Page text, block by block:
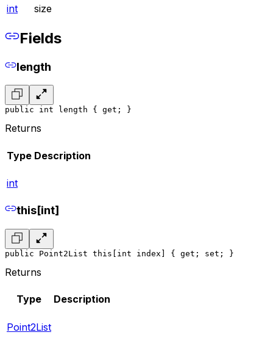
int size
Fields
length
public int length { get; }
Returns
Type Description
int
this[int]
public Point2List this[int index] { get; set; }
Returns
Type Description
Point2List